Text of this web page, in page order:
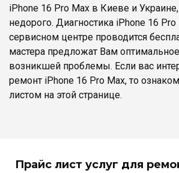
UK
iPhone 16 Pro Max в Киеве и
недорого. Диагностика iPhone 16
сервисном центре проводится
мастера предложат Вам
возникшей проблемы. Если вас
ремонт iPhone 16 Pro Max, то
листом на этой странице.
Прайс лист услуг для